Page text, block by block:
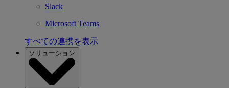
Slack
Microsoft Teams
すべての連携を表示
ソリューション